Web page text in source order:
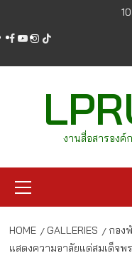
content
facebook
youtube
instagram
tiktok
งานสื่อสารองค์
Menu
HOME GALLERIES
กอง
แสดงความอาลัยแด่สมเด็จพ